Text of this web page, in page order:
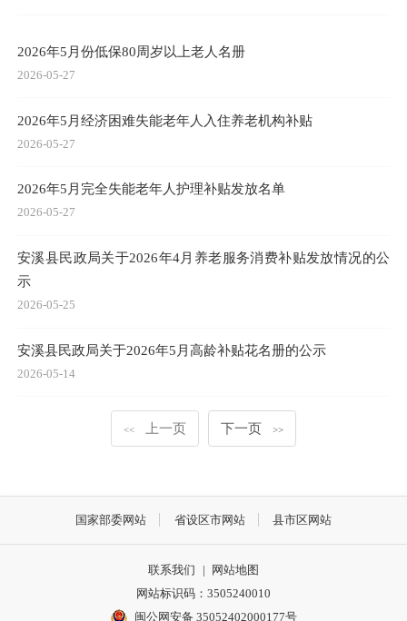
2026年5月份低保80周岁以上老人名册
2026-05-27
2026年5月经济困难失能老年人入住养老机构补贴
2026-05-27
2026年5月完全失能老年人护理补贴发放名单
2026-05-27
安溪县民政局关于2026年4月养老服务消费补贴发放情况的公
示
2026-05-25
安溪县民政局关于2026年5月高龄补贴花名册的公示
2026-05-14
<< 上一页 下一页 >>
国家部委网站 省设区市网站 县市区网站
联系我们 |
网站地图
网站标识码：3505240010
闽公网安备 35052402000177号